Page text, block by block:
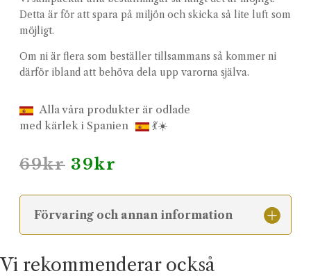
Detta är för att spara på miljön och skicka så lite luft som
möjligt.
Om ni är flera som beställer tillsammans så kommer ni
därför ibland att behöva dela upp varorna själva.
Alla våra produkter är odlade
med kärlek i Spanien
💃☀️
69kr Det
priset
var:
69kr.
39kr
priset
är:
39kr.
Förvaring och annan information
Vi rekommenderar också